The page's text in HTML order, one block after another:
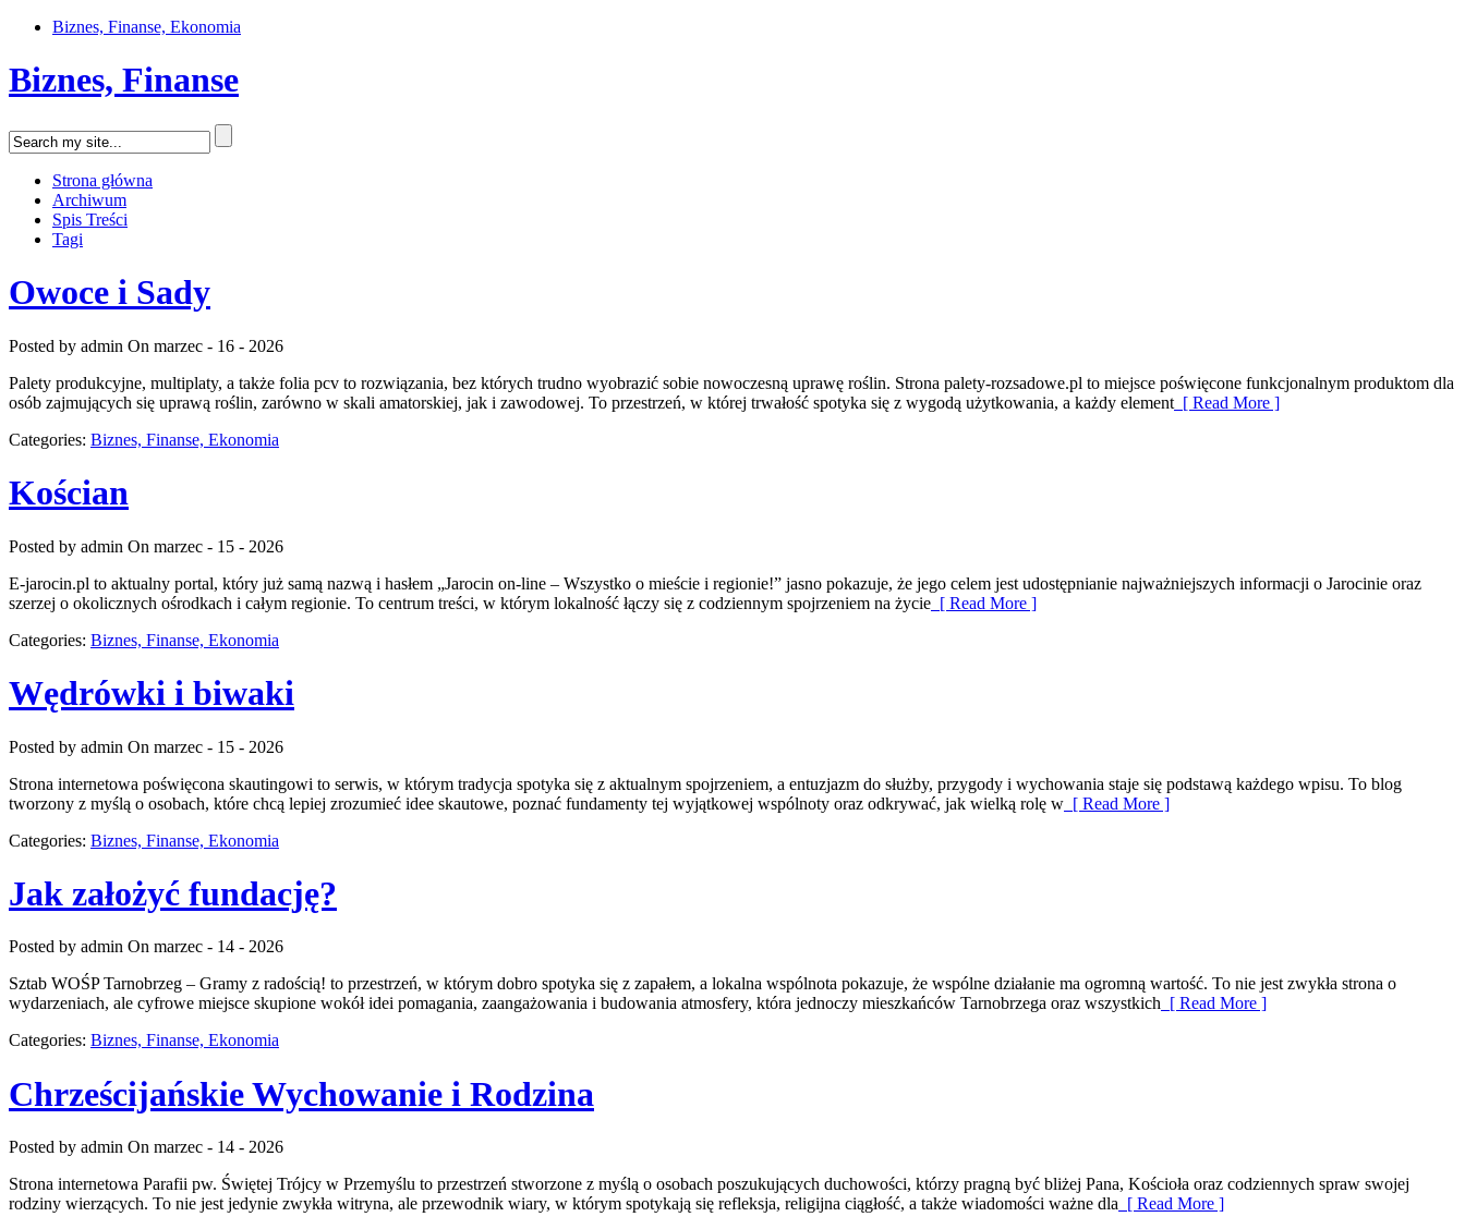
Biznes, Finanse, Ekonomia
Biznes, Finanse
Strona główna
Archiwum
Spis Treści
Tagi
Owoce i Sady
Posted by admin On marzec - 16 - 2026
Palety produkcyjne, multiplaty, a także folia pcv to rozwiązania, bez których trudno wyobrazić sobie nowoczesną uprawę roślin. Strona palety-rozsadowe.pl to miejsce poświęcone funkcjonalnym produktom dla
osób zajmujących się uprawą roślin, zarówno w skali amatorskiej, jak i zawodowej. To przestrzeń, w której trwałość spotyka się z wygodą użytkowania, a każdy element [ Read More ]
Categories: Biznes, Finanse, Ekonomia
Kościan
Posted by admin On marzec - 15 - 2026
E-jarocin.pl to aktualny portal, który już samą nazwą i hasłem „Jarocin on-line – Wszystko o mieście i regionie!” jasno pokazuje, że jego celem jest udostępnianie najważniejszych informacji o Jarocinie oraz
szerzej o okolicznych ośrodkach i całym regionie. To centrum treści, w którym lokalność łączy się z codziennym spojrzeniem na życie [ Read More ]
Categories: Biznes, Finanse, Ekonomia
Wędrówki i biwaki
Posted by admin On marzec - 15 - 2026
Strona internetowa poświęcona skautingowi to serwis, w którym tradycja spotyka się z aktualnym spojrzeniem, a entuzjazm do służby, przygody i wychowania staje się podstawą każdego wpisu. To blog
tworzony z myślą o osobach, które chcą lepiej zrozumieć idee skautowe, poznać fundamenty tej wyjątkowej wspólnoty oraz odkrywać, jak wielką rolę w [ Read More ]
Categories: Biznes, Finanse, Ekonomia
Jak założyć fundację?
Posted by admin On marzec - 14 - 2026
Sztab WOŚP Tarnobrzeg – Gramy z radością! to przestrzeń, w którym dobro spotyka się z zapałem, a lokalna wspólnota pokazuje, że wspólne działanie ma ogromną wartość. To nie jest zwykła strona o
wydarzeniach, ale cyfrowe miejsce skupione wokół idei pomagania, zaangażowania i budowania atmosfery, która jednoczy mieszkańców Tarnobrzega oraz wszystkich [ Read More ]
Categories: Biznes, Finanse, Ekonomia
Chrześcijańskie Wychowanie i Rodzina
Posted by admin On marzec - 14 - 2026
Strona internetowa Parafii pw. Świętej Trójcy w Przemyślu to przestrzeń stworzone z myślą o osobach poszukujących duchowości, którzy pragną być bliżej Pana, Kościoła oraz codziennych spraw swojej
rodziny wierzących. To nie jest jedynie zwykła witryna, ale przewodnik wiary, w którym spotykają się refleksja, religijna ciągłość, a także wiadomości ważne dla [ Read More ]